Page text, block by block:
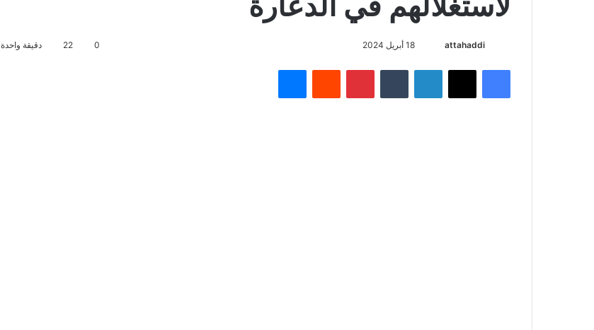
attahaddi 18 أبريل 2024 0
22 دقيقة واحدة
فيسبوك X لينكدإن بينتيريست ماسنجر